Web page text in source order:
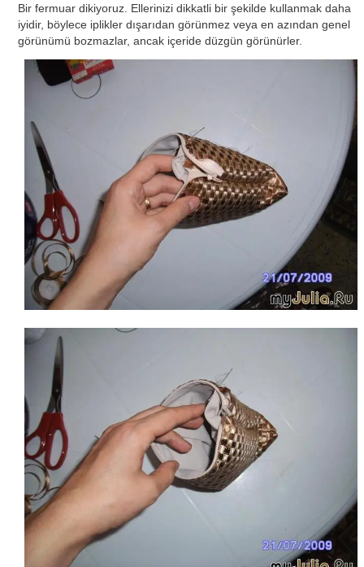
Bir fermuar dikiyoruz. Ellerinizi dikkatli bir şekilde kullanmak daha
iyidir, böylece iplikler dışarıdan görünmez veya en azından genel
görünümü bozmazlar, ancak içeride düzgün görünürler.